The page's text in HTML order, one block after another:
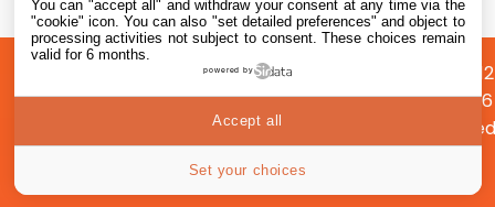
6 Aug. 2026 • 19:02
propos
Préférences
cookies
Confidentialité
©
2026
|
You can "accept all" and withdraw your consent at any time via the
"cookie" icon. You can also "set detailed preferences" and object to
processing activities not subject to consent. These choices remain
valid for 6 months.
powered by
Set your choices
Accept all